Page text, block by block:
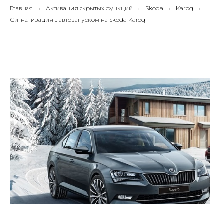
Главная → Активация скрытых функций → Skoda → Karoq →
Сигнализация с автозапуском на Skoda Karoq